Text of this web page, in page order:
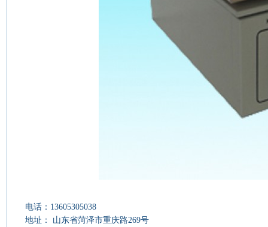
电话：13605305038
地址： 山东省菏泽市重庆路269号